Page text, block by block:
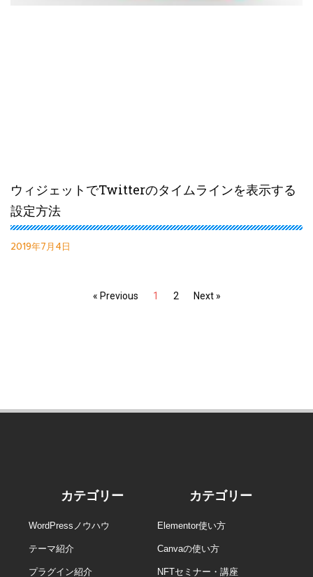
ウィジェットでTwitterのタイムラインを表示する
設定方法
2019年7月4日
« Previous 1 2 Next »
カテゴリー
WordPressノウハウ
テーマ紹介
プラグイン紹介
カテゴリー
Elementor使い方
Canvaの使い方
NFTセミナー・講座